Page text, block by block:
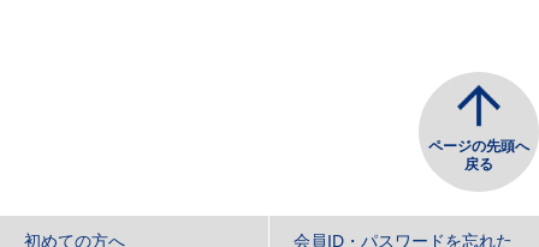
ページの先頭へ
戻る
初めての方へ 会員ID・パスワードを忘れた